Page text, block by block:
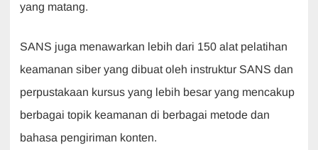
yang matang.
SANS juga menawarkan lebih dari 150 alat pelatihan
keamanan siber yang dibuat oleh instruktur SANS dan
perpustakaan kursus yang lebih besar yang mencakup
berbagai topik keamanan di berbagai metode dan
bahasa pengiriman konten.